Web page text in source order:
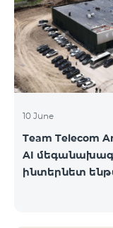
10 June
Team Telecom
AI
ինտերնետ